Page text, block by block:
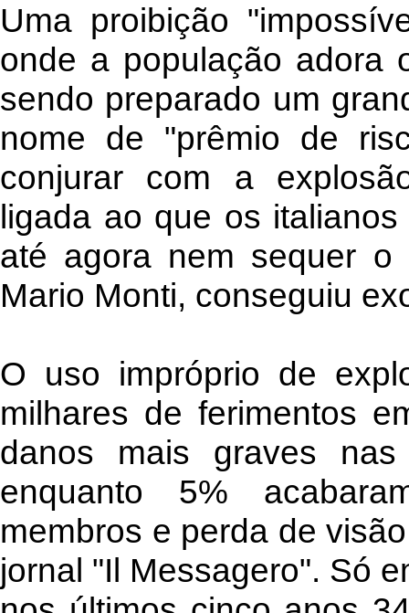
Uma proibição
onde a população adora
sendo preparado um
nome de "prêmio de
conjurar com a
ligada ao que os
até agora nem sequer o
Mario Monti, conseguiu
O uso impróprio de
milhares de ferimentos
danos mais graves
enquanto 5%
membros e perda de
jornal "Il Messagero". Só